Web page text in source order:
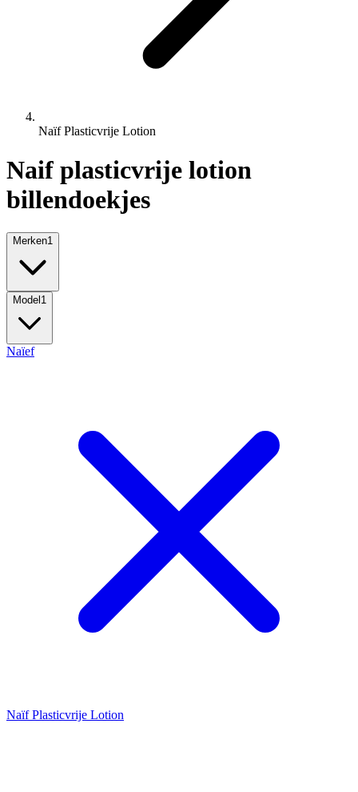
Naïf Plasticvrije Lotion
Naif plasticvrije lotion
billendoekjes
Merken1
Model 1
Naïef
Naïf Plasticvrije Lotion